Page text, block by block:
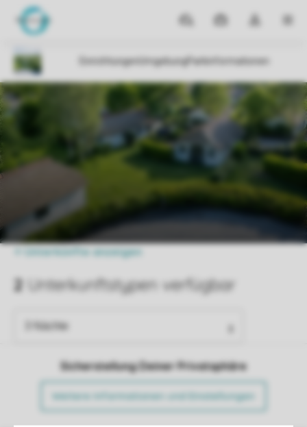
Reiseziele
Meine
Dropdown-
meines
öffnen
Beach-Park Schuttersbos Preise vergleichen
Sicherstellung Deiner Privatsphäre
Weitere Informationen und Einstellungen